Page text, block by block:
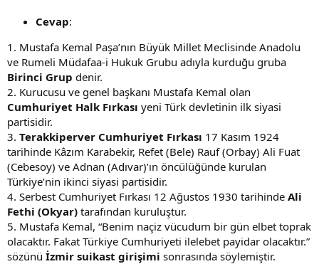
Cevap:
1. Mustafa Kemal Paşa’nın Büyük Millet Meclisinde Anadolu
ve Rumeli Müdafaa-i Hukuk Grubu adıyla kurduğu gruba
Birinci Grup denir.
2. Kurucusu ve genel başkanı Mustafa Kemal olan
Cumhuriyet Halk Fırkası yeni Türk devletinin ilk siyasi
partisidir.
3. Terakkiperver Cumhuriyet Fırkası 17 Kasım 1924
tarihinde Kâzım Karabekir, Refet (Bele) Rauf (Orbay) Ali Fuat
(Cebesoy) ve Adnan (Adıvar)’ın öncülüğünde kurulan
Türkiye’nin ikinci siyasi partisidir.
4. Serbest Cumhuriyet Fırkası 12 Ağustos 1930 tarihinde Ali
Fethi (Okyar) tarafından kuruluştur.
5. Mustafa Kemal, “Benim naçiz vücudum bir gün elbet toprak
olacaktır. Fakat Türkiye Cumhuriyeti ilelebet payidar olacaktır.”
sözünü İzmir suikast girişimi sonrasında söylemiştir.